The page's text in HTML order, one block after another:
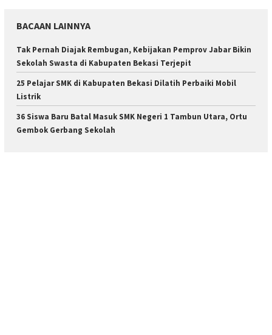
BACAAN LAINNYA
Tak Pernah Diajak Rembugan, Kebijakan Pemprov Jabar Bikin
Sekolah Swasta di Kabupaten Bekasi Terjepit
25 Pelajar SMK di Kabupaten Bekasi Dilatih Perbaiki Mobil
Listrik
36 Siswa Baru Batal Masuk SMK Negeri 1 Tambun Utara, Ortu
Gembok Gerbang Sekolah